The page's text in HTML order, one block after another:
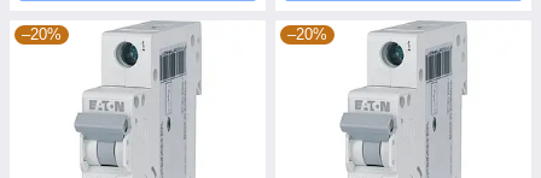
–20% –20%